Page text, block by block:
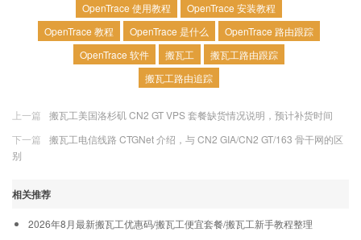
OpenTrace 使用教程
OpenTrace 安装教程
OpenTrace 教程
OpenTrace 是什么
OpenTrace 路由跟踪
OpenTrace 软件
搬瓦工
搬瓦工路由跟踪
搬瓦工路由追踪
上一篇
搬瓦工美国洛杉矶 CN2 GT VPS 套餐缺货情况说明，预计补货时间
下一篇
搬瓦工电信线路 CTGNet 介绍，与 CN2 GIA/CN2 GT/163 骨干网的区
别
相关推荐
2026年8月最新搬瓦工优惠码/搬瓦工便宜套餐/搬瓦工新手教程整理